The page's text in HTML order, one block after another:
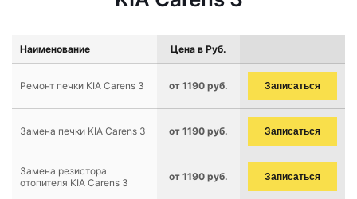
Наименование Цена в Руб.
Ремонт печки KIA Carens 3 от 1190 руб. Записаться
Замена печки KIA Carens 3 от 1190 руб. Записаться
Замена резистора
отопителя KIA Carens 3
от 1190 руб. Записаться